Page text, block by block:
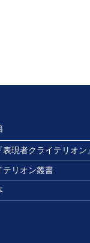
表現者クライテリオン』
テリオン叢書